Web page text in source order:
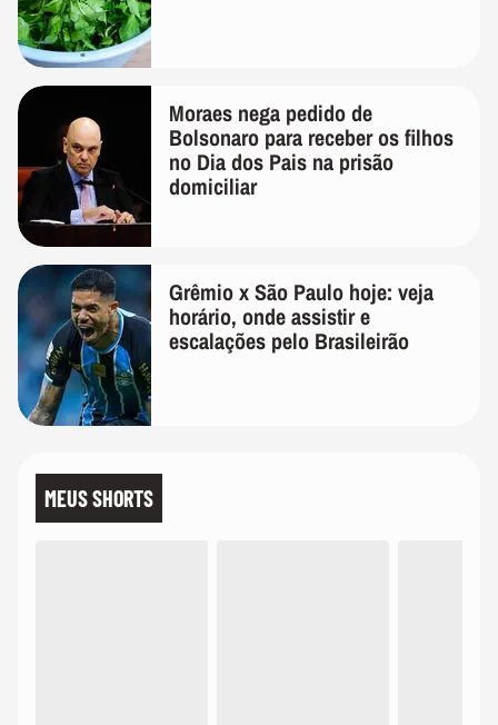
Moraes nega pedido de
Bolsonaro para receber os filhos
no Dia dos Pais na prisão
domiciliar
Grêmio x São Paulo hoje: veja
horário, onde assistir e
escalações pelo Brasileirão
MEUS SHORTS